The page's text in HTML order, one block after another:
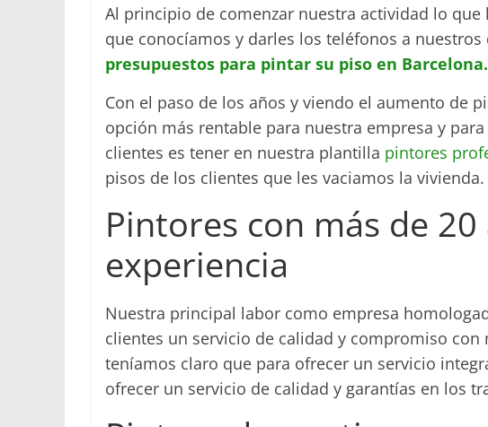
Al principio de comenzar nuestra actividad lo
que conocíamos y darles los teléfonos a
presupuestos para pintar su piso en Barcelona.
Con el paso de los años y viendo el aumento de
opción más rentable para nuestra empresa y
clientes es tener en nuestra plantilla pintores
pisos de los clientes que les vaciamos la vivienda.
Pintores con más de 20
experiencia
Nuestra principal labor como empresa
clientes un servicio de calidad y compromiso
teníamos claro que para ofrecer un servicio
ofrecer un servicio de calidad y garantías en los